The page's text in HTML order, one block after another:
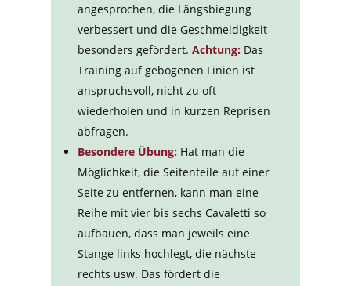
angesprochen, die Längsbiegung
verbessert und die Geschmeidigkeit
besonders gefördert. Achtung:Das
Training auf gebogenen Linien ist
anspruchsvoll, nicht zu oft
wiederholen und in kurzen Reprisen
abfragen.
Besondere Übung: Hat man die
Möglichkeit, die Seitenteile auf einer
Seite zu entfernen, kann man eine
Reihe mit vier bis sechs Cavaletti so
aufbauen, dass man jeweils eine
Stange links hochlegt, die nächste
rechts usw. Das fördert die